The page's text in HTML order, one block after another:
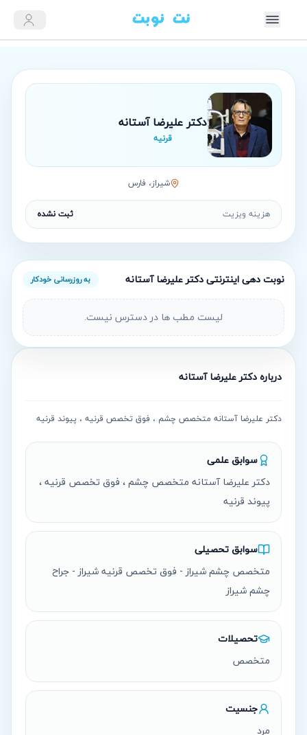
دکتر علیرضا آستانه
قرنیه
شيراز، فارس
هزینه ویزیت ثبت نشده
نوبت‌ دهی اینترنتیدکتر علیرضا آستانه به روزرسانی خودکار
لیست مطب ها در دسترس نیست.
دربارهدکتر علیرضا آستانه
دکتر علیرضا آستانه متخصص چشم ، فوق تخصص قرنیه ، پیوند قرنیه
سوابق علمی
دکتر علیرضا آستانه متخصص چشم ، فوق تخصص قرنیه ،
پیوند قرنیه
سوابق تحصیلی
متخصص چشم شیراز - فوق تخصص قرنیه شیراز - جراح
چشم شیراز
تحصیلات
متخصص
جنسیت
مرد